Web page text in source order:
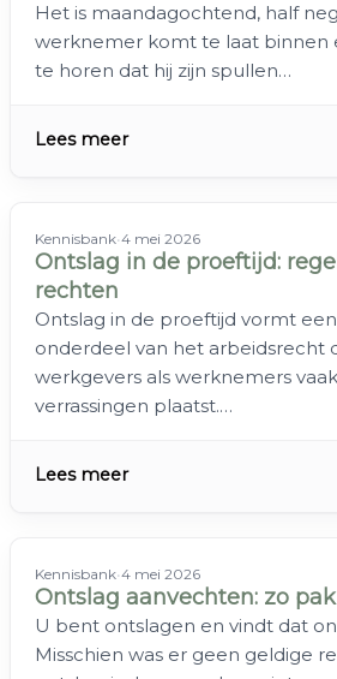
Het is maandagochtend, half
werknemer komt te laat binnen
te horen dat hij zijn spullen…
Lees meer
Kennisbank•4 mei 2026
Ontslag in de proeftijd:
rechten
Ontslag in de proeftijd vormt
onderdeel van het arbeidsrecht
werkgevers als werknemers
verrassingen plaatst.…
Lees meer
Kennisbank•4 mei 2026
Ontslag aanvechten: zo
U bent ontslagen en vindt dat
Misschien was er geen geldige